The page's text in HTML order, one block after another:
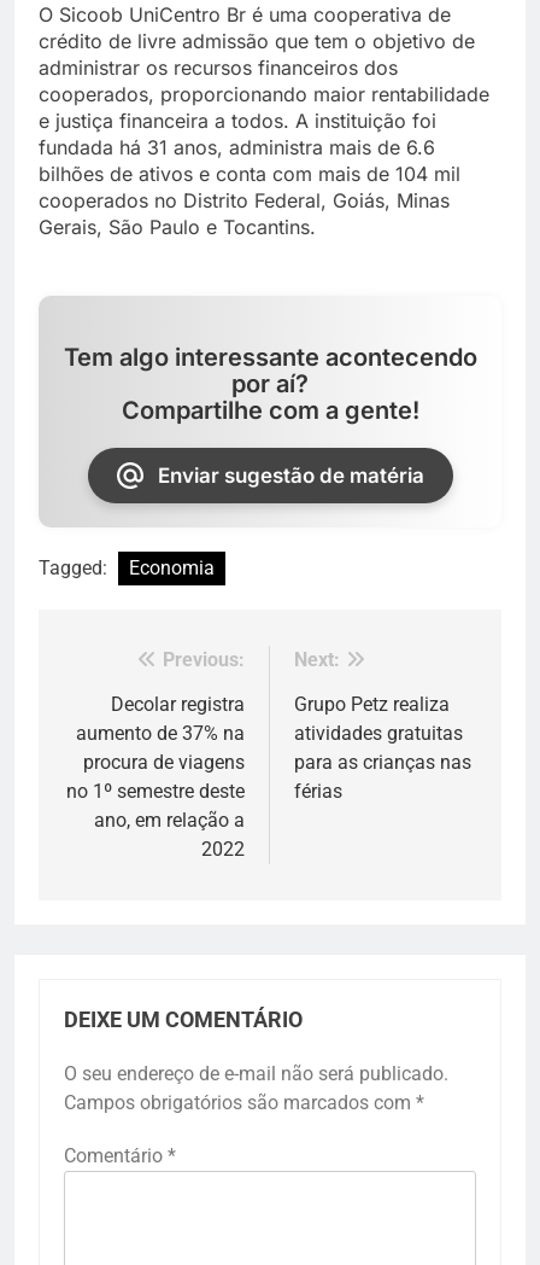
O Sicoob UniCentro Br é uma cooperativa de
crédito de livre admissão que tem o objetivo de
administrar os recursos financeiros dos
cooperados, proporcionando maior rentabilidade
e justiça financeira a todos. A instituição foi
fundada há 31 anos, administra mais de 6.6
bilhões de ativos e conta com mais de 104 mil
cooperados no Distrito Federal, Goiás, Minas
Gerais, São Paulo e Tocantins.
Tem algo interessante acontecendo
por aí?
Compartilhe com a gente!
Enviar sugestão de matéria
Tagged: Economia
Navegação
Post
Previous:
Decolar registra
aumento de 37% na
procura de viagens
no 1º semestre deste
ano, em relação a
2022
Next:
Grupo Petz realiza
atividades gratuitas
para as crianças nas
férias
DEIXE UM COMENTÁRIO
O seu endereço de e-mail não será publicado.
Campos obrigatórios são marcados com *
Comentário *